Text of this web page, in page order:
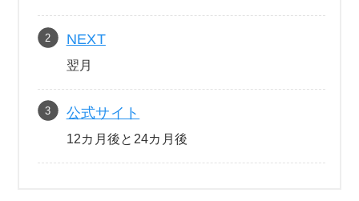
NEXT
翌月
公式サイト
12カ月後と24カ月後